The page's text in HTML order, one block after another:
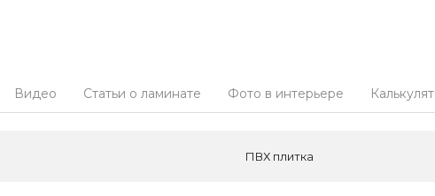
Видео Статьи о ламинате Фото в интерьере
ПВХ плитка